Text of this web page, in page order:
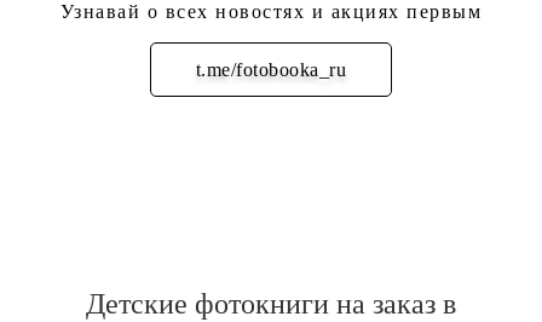
Узнавай о всех новостях и акциях первым
t.me/fotobooka_ru
Подписаться
Детские фотокниги на заказ в